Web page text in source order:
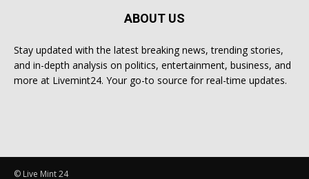
ABOUT US
Stay updated with the latest breaking news, trending stories,
and in-depth analysis on politics, entertainment, business, and
more at Livemint24. Your go-to source for real-time updates.
© Live Mint 24